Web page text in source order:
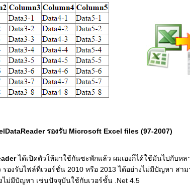
รองรับ Microsoft Excel files (97-2007)
ได้เปิดตัวให้มาใช้กันซะพักแล้ว ผมเองก็ได้ใช้มันไปกับห
รองรับไฟล์ที่เวอร์ชั่น 2010 หรือ 2013 ได้อย่างไม่มีปัญหา สา
ไม่มีปัญหา เช่นปัจจุบันใช้กับเวอร์ชั้น .Net 4.5